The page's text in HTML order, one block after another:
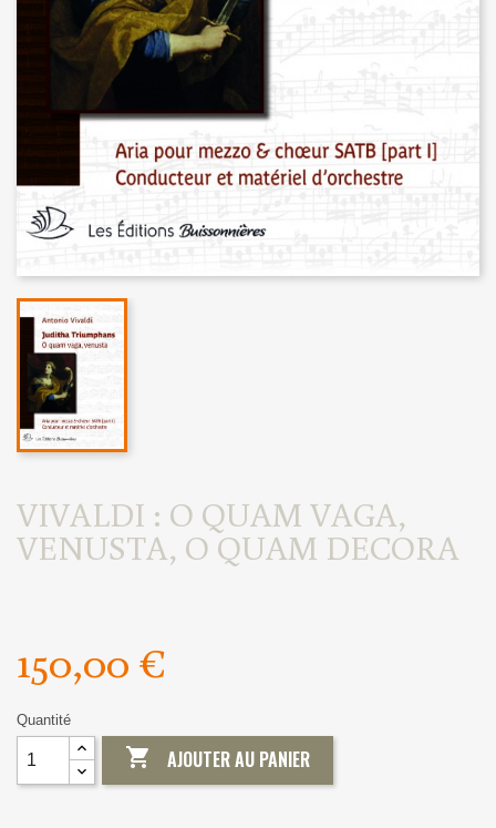
VIVALDI : O QUAM VAGA,
VENUSTA, O QUAM DECORA
150,00 €
Quantité
 AJOUTER AU PANIER